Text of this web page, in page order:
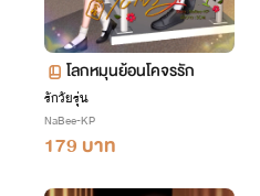
โลกหมุนย้อนโคจรรัก
รักวัยรุ่น
NaBee-KP
179 บาท